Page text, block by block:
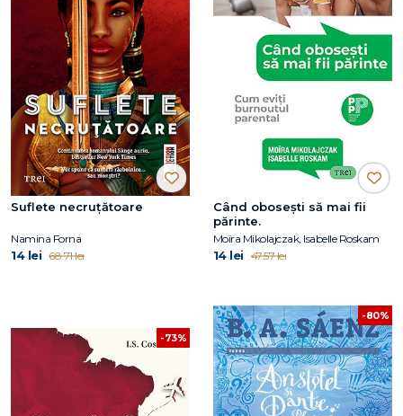
Suflete necruțătoare
Namina Forna
14 lei 68.71 lei
Când obosești să mai fii
părinte.
Moïra Mikolajczak, Isabelle Roskam
14 lei 47.57 lei
-73%
-80%